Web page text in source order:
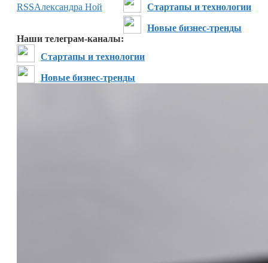
Стартапы и технологии
Новые бизнес-тренды
Наши телеграм-каналы:
Стартапы и технологии
Новые бизнес-тренды
RSSАлександра Ной